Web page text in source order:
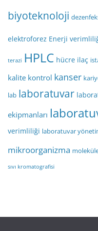
biyoteknoloji
elektroforez Enerji
terazi HPLC hücre ilaç
kalite kontrol kanser
lab laboratuvar
ekipmanları
verimliliği laboratuvar
mikroorganizma
sıvı kromatografisi